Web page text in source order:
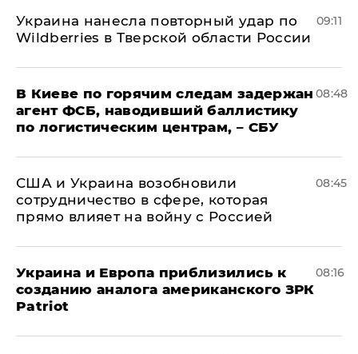
Украина нанесла повторный удар по
Wildberries в Тверской области России
09:11
В Киеве по горячим следам задержан
агент ФСБ, наводивший баллистику
по логистическим центрам, – СБУ
08:48
США и Украина возобновили
сотрудничество в сфере, которая
прямо влияет на войну с Россией
08:45
Украина и Европа приблизились к
созданию аналога американского ЗРК
Patriot
08:16